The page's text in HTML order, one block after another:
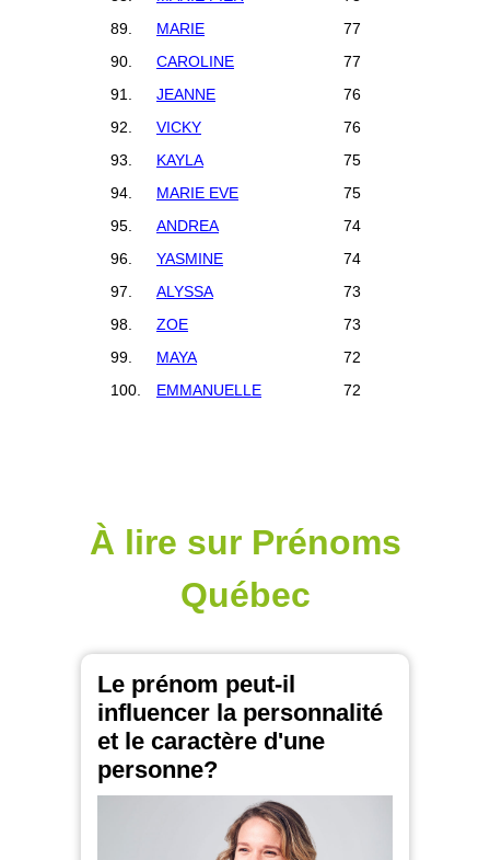
89.
MARIE
77
90.
CAROLINE
77
91.
JEANNE
76
92.
VICKY
76
93.
KAYLA
75
94.
MARIE EVE
75
95.
ANDREA
74
96.
YASMINE
74
97.
ALYSSA
73
98.
ZOE
73
99.
MAYA
72
100.
EMMANUELLE 72
À lire sur Prénoms
Québec
Le prénom peut-il
influencer la personnalité
et le caractère d'une
personne?